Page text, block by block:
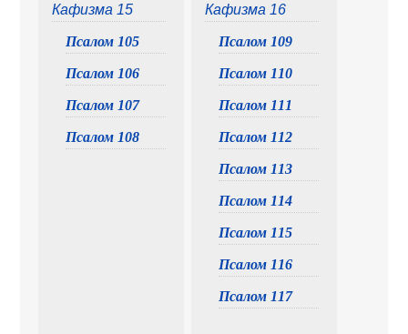
Кафизма 15
Псалом 105
Псалом 106
Псалом 107
Псалом 108
Кафизма 16
Псалом 109
Псалом 110
Псалом 111
Псалом 112
Псалом 113
Псалом 114
Псалом 115
Псалом 116
Псалом 117